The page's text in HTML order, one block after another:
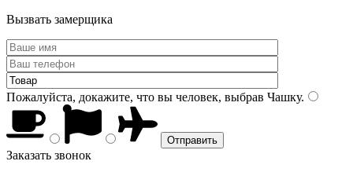
Вызвать замерщика
Пожалуйста, докажите, что вы человек, выбрав Чашку.
Заказать звонок